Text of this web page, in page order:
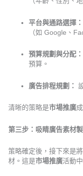
平台與通路選擇：
（如 Google、
預算規劃與分配：
預算。
廣告排程規劃：
清晰的策略是市場推廣
第三步：吸睛廣告素材
策略確定後，接下來是
材。這是市場推廣活動